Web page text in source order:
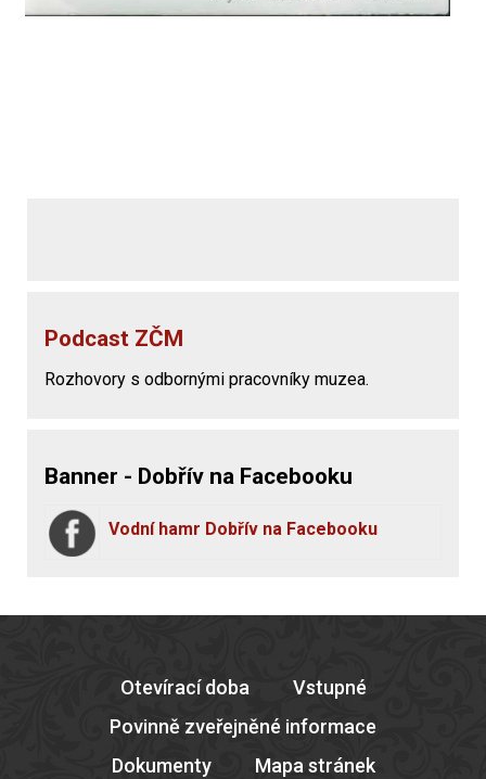
Podcast ZČM
Rozhovory s odbornými pracovníky muzea.
Banner - Dobřív na Facebooku
Vodní hamr Dobřív na Facebooku
Otevírací doba
Vstupné
Povinně zveřejněné informace
Dokumenty
Mapa stránek